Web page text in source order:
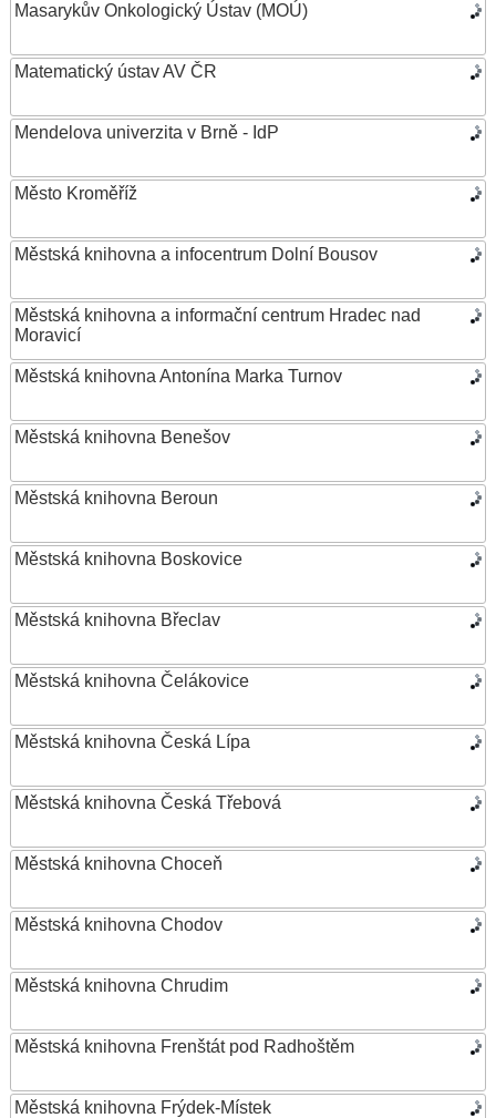
Masarykův Onkologický Ústav (MOÚ)
Matematický ústav AV ČR
Mendelova univerzita v Brně - IdP
Město Kroměříž
Městská knihovna a infocentrum Dolní Bousov
Městská knihovna a informační centrum Hradec nad
Moravicí
Městská knihovna Antonína Marka Turnov
Městská knihovna Benešov
Městská knihovna Beroun
Městská knihovna Boskovice
Městská knihovna Břeclav
Městská knihovna Čelákovice
Městská knihovna Česká Lípa
Městská knihovna Česká Třebová
Městská knihovna Choceň
Městská knihovna Chodov
Městská knihovna Chrudim
Městská knihovna Frenštát pod Radhoštěm
Městská knihovna Frýdek-Místek